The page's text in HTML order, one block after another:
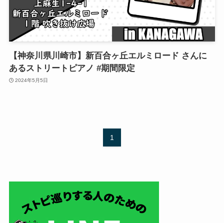
【神奈川県川崎市】新百合ヶ丘エルミロード さんに
あるストリートピアノ #期間限定
2024年5月5日
1